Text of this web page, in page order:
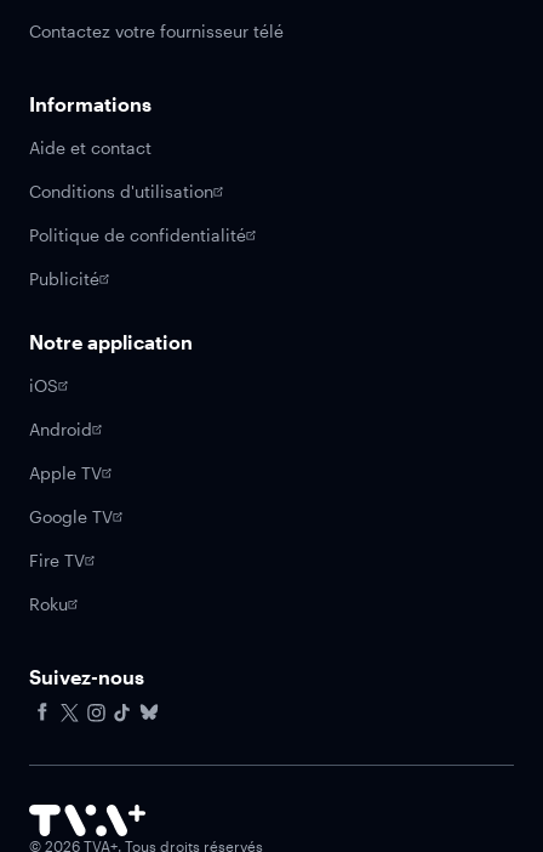
Contactez votre fournisseur télé
Informations
Aide et contact
Conditions d'utilisation
Politique de confidentialité
Publicité
Notre application
iOS
Android
Apple TV
Google TV
Fire TV
Roku
Suivez-nous
© 2026 TVA+. Tous droits réservés